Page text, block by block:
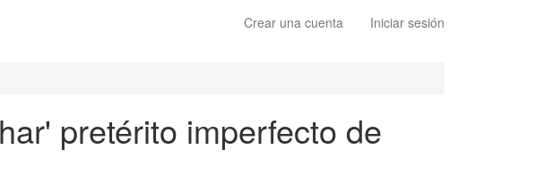
Crear una cuenta Iniciar sesión
pretérito imperfecto de